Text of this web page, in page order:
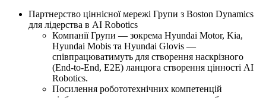
Партнерство ціннісної мережі Групи з Boston Dynamics
для лідерства в AI Robotics
Компанії Групи — зокрема Hyundai Motor, Kia,
Hyundai Mobis та Hyundai Glovis —
співпрацюватимуть для створення наскрізного
(End-to-End, E2E) ланцюга створення цінності AI
Robotics.
Посилення робототехнічних компетенцій